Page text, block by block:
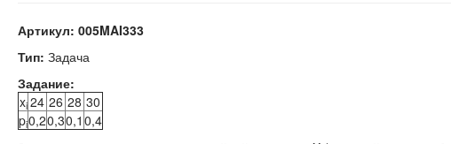
Артикул: 005MAI333
Тип: Задача
Задание:
xi 24 26 28 30
pi0,20,30,1 0,4